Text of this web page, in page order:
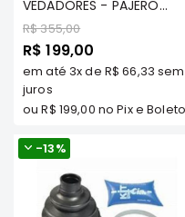
VEDADORES - PAJERO
SPORT/ FULL 3.0/ 3.5 V6
24V/ TRITON 3.5 V6/ FULL
3.8 ATE 2007 (TAMPA
FERRO) - TECNOPART -
MD303148KIT
Preço
R$ 355,00
Preço
Especial
R$ 199,00
em até 3xde R$ 66,33 sem
juros
ouR$ 199,00 no Pix e Boleto
-13%